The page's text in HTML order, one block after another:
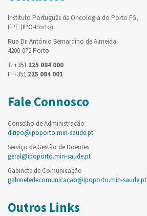
Instituto Português de Oncologia do Porto FG,
EPE (IPO-Porto)
Rua Dr. António Bernardino de Almeida
4200-072 Porto
T. +351 225 084 000
F. +351 225 084 001
Fale Connosco
Conselho de Administração
diripo@ipoporto.min-saude.pt
Serviço de Gestão de Doentes
geral@ipoporto.min-saude.pt
Gabinete de Comunicação
gabinetedecomunicacao@ipoporto.min-saude.pt
Outros Links